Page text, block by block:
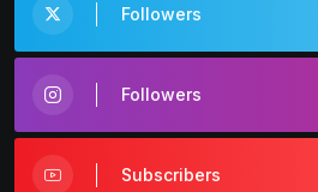
Followers
Followers
Subscribers